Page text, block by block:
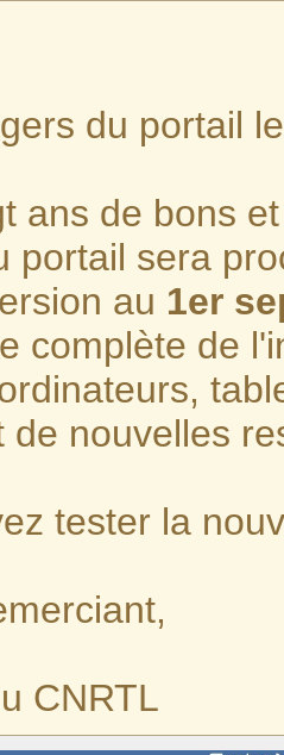
du portail
ans de bons
portail sera
au 1er
complète de
de nouvelles
tester la
CNRTL